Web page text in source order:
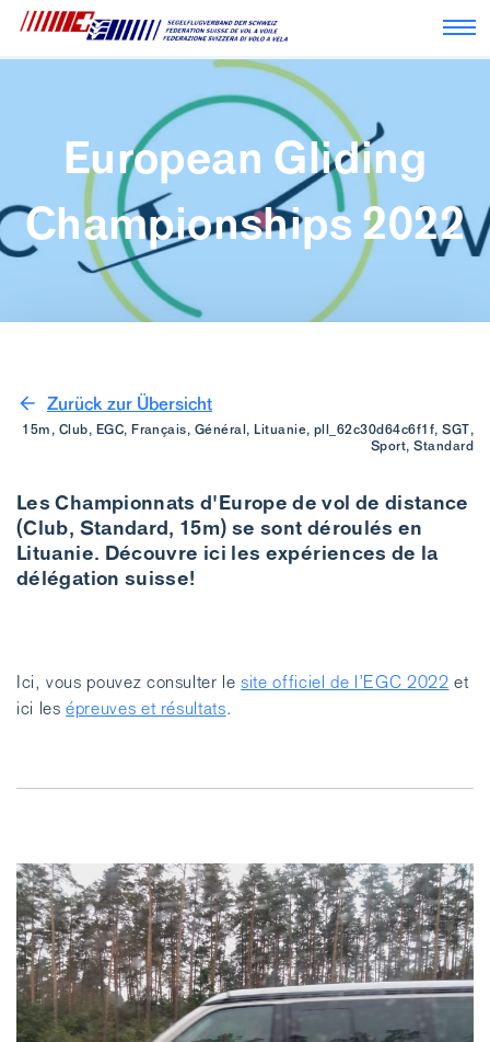
European Gliding
Championships 2022
Zurück zur Übersicht
15m, Club, EGC, Français, Général, Lituanie, pll_62c30d64c6f1f, SGT,
Sport, Standard
Les Championnats d'Europe de vol de distance
(Club, Standard, 15m) se sont déroulés en
Lituanie. Découvre ici les expériences de la
délégation suisse!
Ici, vous pouvez consulter lesite officiel de l’EGC 2022 et
ici lesépreuves et résultats.